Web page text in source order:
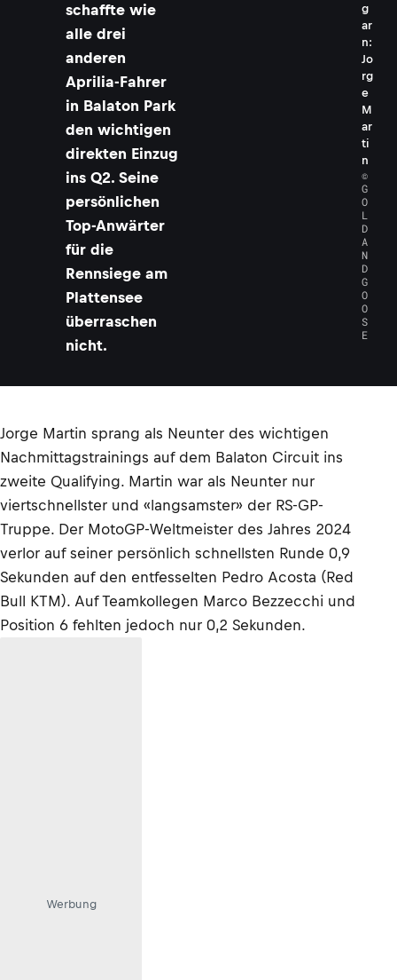
schaffte wie
alle drei
anderen
Aprilia-Fahrer
in Balaton Park
den wichtigen
direkten Einzug
ins Q2. Seine
persönlichen
Top-Anwärter
für die
Rennsiege am
Plattensee
überraschen
nicht.
g
ar
n:
Jo
rg
e
M
ar
ti
n
©
G
O
L
D
A
N
D
G
O
O
S
E
Jorge Martin sprang als Neunter des wichtigen
Nachmittagstrainings auf dem Balaton Circuit ins
zweite Qualifying. Martin war als Neunter nur
viertschnellster und «langsamster» der RS-GP-
Truppe. Der MotoGP-Weltmeister des Jahres 2024
verlor auf seiner persönlich schnellsten Runde 0,9
Sekunden auf den entfesselten Pedro Acosta (Red
Bull KTM). Auf Teamkollegen Marco Bezzecchi und
Position 6 fehlten jedoch nur 0,2 Sekunden.
Werbung